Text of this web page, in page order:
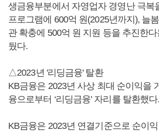
생금융부분에서 자영업자 경영난 극복
프로그램에 600억 원(2025년까지), 늘
관 확충에 500억 원 지원 등을 추진한
뒀다.
△2023년 '리딩금융' 탈환
KB금융은 2023년 사상 최대 순이익을
융으로부터 ‘리딩금융’ 자리를 탈환했다.
KB금융은 2023년 연결기준으로 순이